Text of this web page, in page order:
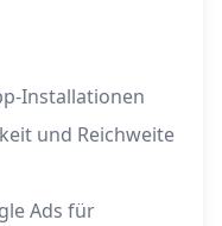
Installationen
und Reichweite
Ads für